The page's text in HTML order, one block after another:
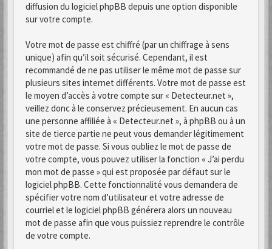
diffusion du logiciel phpBB depuis une option disponible
sur votre compte.
Votre mot de passe est chiffré (par un chiffrage à sens
unique) afin qu’il soit sécurisé. Cependant, il est
recommandé de ne pas utiliser le même mot de passe sur
plusieurs sites internet différents. Votre mot de passe est
le moyen d’accès à votre compte sur « Detecteur.net »,
veillez donc à le conservez précieusement. En aucun cas
une personne affiliée à « Detecteur.net », à phpBB ou à un
site de tierce partie ne peut vous demander légitimement
votre mot de passe. Si vous oubliez le mot de passe de
votre compte, vous pouvez utiliser la fonction « J’ai perdu
mon mot de passe » qui est proposée par défaut sur le
logiciel phpBB. Cette fonctionnalité vous demandera de
spécifier votre nom d’utilisateur et votre adresse de
courriel et le logiciel phpBB générera alors un nouveau
mot de passe afin que vous puissiez reprendre le contrôle
de votre compte.